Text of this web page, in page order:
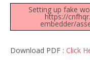
Setting up fake
https://
embedder/
Download PDF : Click